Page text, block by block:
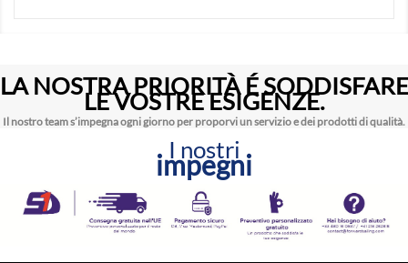
LA NOSTRA PRIORITÀ É SODDISFARE
LE VOSTRE ESIGENZE.
Il nostro team s’impegna ogni giorno per proporvi un servizio e dei prodotti di qualità.
I nostri
impegni